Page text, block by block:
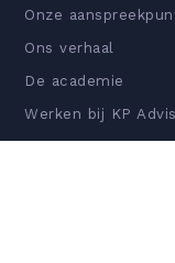
Onze
Ons verhaal
De academie
Werken bij KP